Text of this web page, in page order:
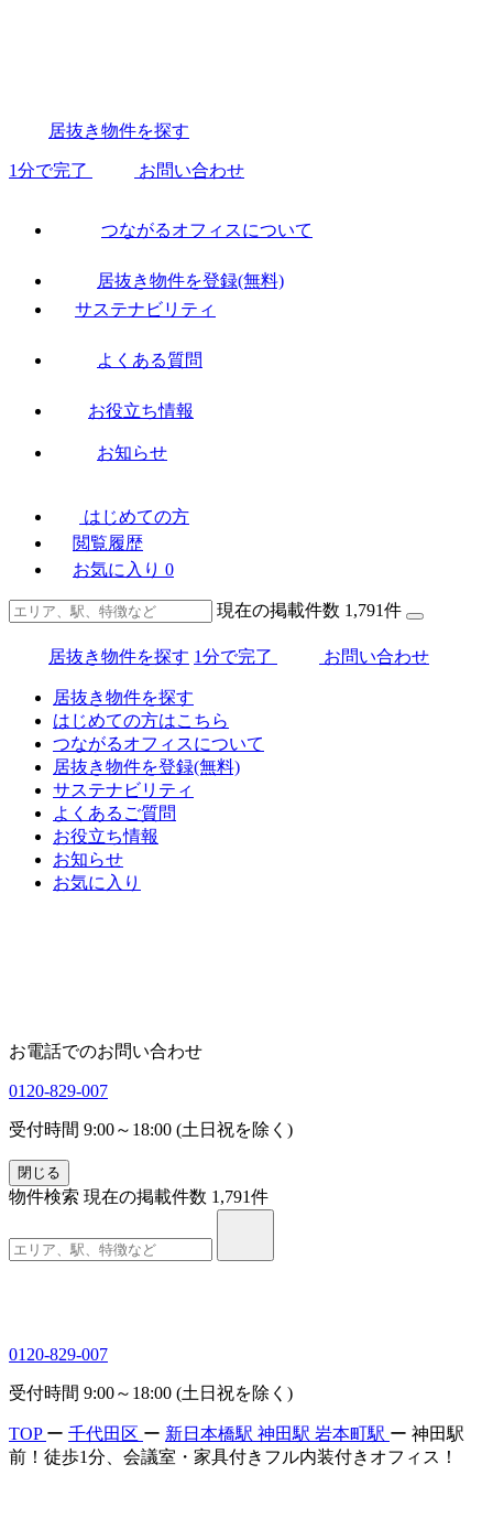
居抜き物件を探す
1分で完了 お問い合わせ
つながるオフィスについて
居抜き物件を登録(無料)
サステナビリティ
よくある質問
お役立ち情報
お知らせ
はじめての方
閲覧履歴
お気に入り 0
現在の掲載件数 1,791件
居抜き物件を探す 1分で完了 お問い合わせ
居抜き物件を探す
はじめての方はこちら
つながるオフィスについて
居抜き物件を登録(無料)
サステナビリティ
よくあるご質問
お役立ち情報
お知らせ
お気に入り
お電話でのお問い合わせ
0120-829-007
受付時間 9:00～18:00 (土日祝を除く)
閉じる
物件検索 現在の掲載件数 1,791件
0120-829-007
受付時間 9:00～18:00 (土日祝を除く)
TOP ー 千代田区 ー 新日本橋駅 神田駅 岩本町駅 ー 神田駅
前！徒歩1分、会議室・家具付きフル内装付きオフィス！